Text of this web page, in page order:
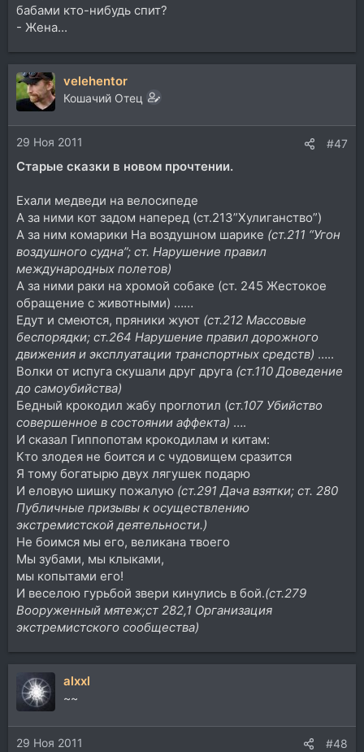
бабами кто-нибудь спит?
- Жена...
velehentor
Кошачий Отец
29 Ноя 2011 #47
Старые сказки в новом прочтении.
Ехали медведи на велосипеде
А за ними кот задом наперед (ст.213”Хулиганство”)
А за ним комарики На воздушном шарике (ст.211 “Угон
воздушного судна”; ст. Нарушение правил
международных полетов)
А за ними раки на хромой собаке (ст. 245 Жестокое
обращение с животными) ……
Едут и смеются, пряники жуют (ст.212 Массовые
беспорядки; ст.264 Нарушение правил дорожного
движения и эксплуатации транспортных средств) …..
Волки от испуга скушали друг друга (ст.110 Доведение
до самоубийства)
Бедный крокодил жабу проглотил (ст.107 Убийство
совершенное в состоянии аффекта) ….
И сказал Гиппопотам крокодилам и китам:
Кто злодея не боится и с чудовищем сразится
Я тому богатырю двух лягушек подарю
И еловую шишку пожалую (ст.291 Дача взятки; ст. 280
Публичные призывы к осуществлению
экстремистской деятельности.)
Не боимся мы его, великана твоего
Мы зубами, мы клыками,
мы копытами его!
И веселою гурьбой звери кинулись в бой.(ст.279
Вооруженный мятеж;ст 282,1 Организация
экстремистского сообщества)
alxxl
~~
29 Ноя 2011 #48